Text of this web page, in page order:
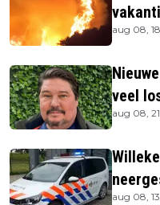
aug 08,
veel
aug 08,
aug 08,